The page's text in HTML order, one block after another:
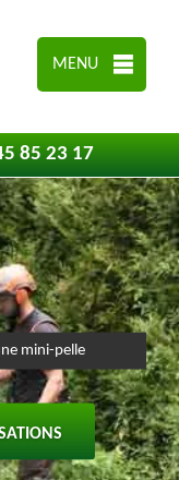
MENU
85 23 17
mini-pelle